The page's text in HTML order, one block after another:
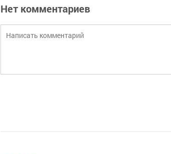
Нет комментариев